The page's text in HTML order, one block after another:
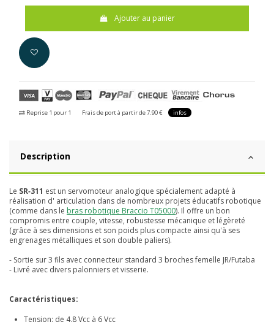
Ajouter au panier
Reprise 1 pour 1 Frais de port à partir de 7.90 € infos
Description
Le SR‑311 est un servomoteur analogique spécialement adapté à
réalisation d' articulation dans de nombreux projets éducatifs robotique
(comme dans le bras robotique Braccio T05000). Il offre un bon
compromis entre couple, vitesse, robustesse mécanique et légèreté
(grâce à ses dimensions et son poids plus compacte ainsi qu'à ses
engrenages métalliques et son double paliers).
- Sortie sur 3 fils avec connecteur standard 3 broches femelle JR/Futaba
- Livré avec divers palonniers et visserie.
Caractéristiques:
Tension: de 4,8 Vcc à 6 Vcc